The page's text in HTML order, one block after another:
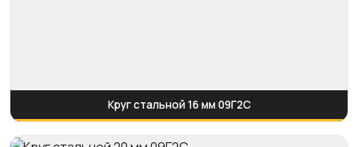
Круг стальной 16 мм 09Г2С